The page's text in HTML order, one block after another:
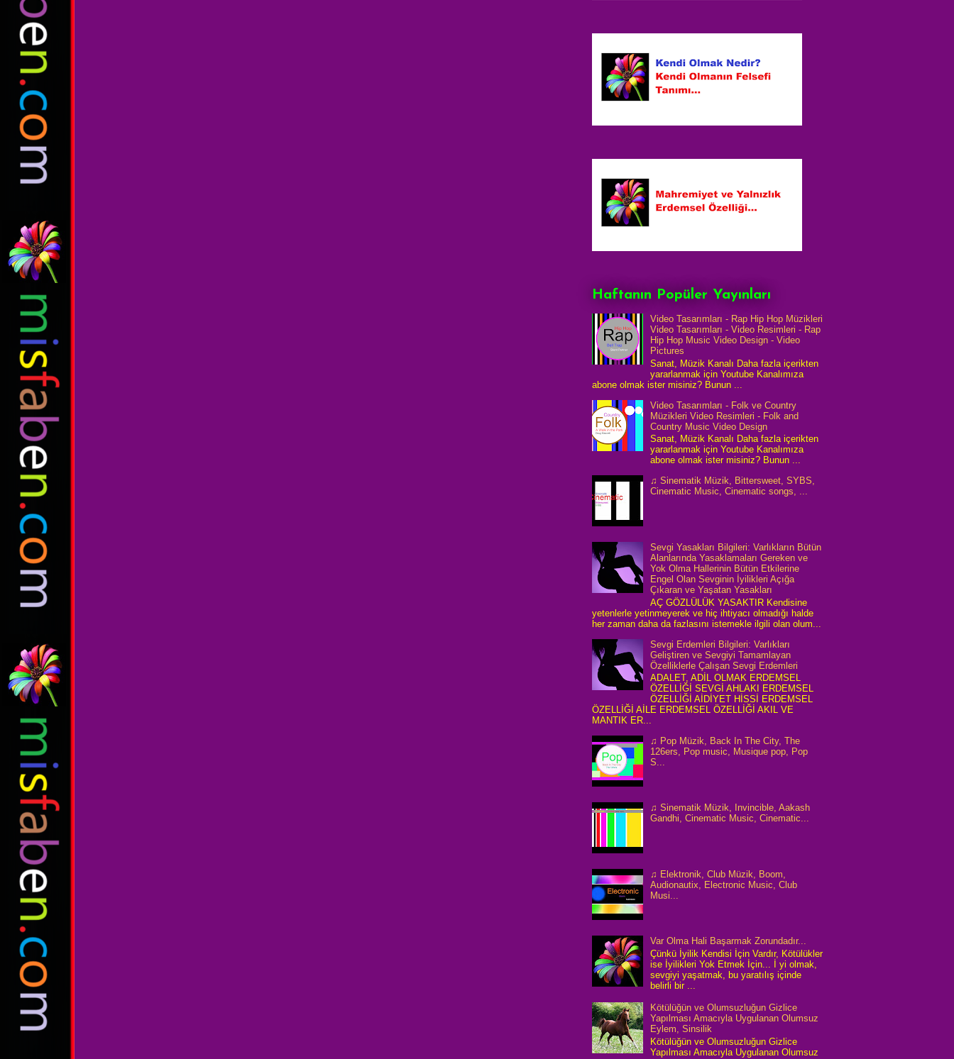
Haftanın Popüler Yayınları
Video Tasarımları - Rap Hip Hop Müzikleri
Video Tasarımları - Video Resimleri - Rap
Hip Hop Music Video Design - Video
Pictures
Sanat, Müzik Kanalı Daha fazla içerikten
yararlanmak için Youtube Kanalımıza
abone olmak ister misiniz? Bunun ...
Video Tasarımları - Folk ve Country
Müzikleri Video Resimleri - Folk and
Country Music Video Design
Sanat, Müzik Kanalı Daha fazla içerikten
yararlanmak için Youtube Kanalımıza
abone olmak ister misiniz? Bunun ...
♫ Sinematik Müzik, Bittersweet, SYBS,
Cinematic Music, Cinematic songs, ...
Sevgi Yasakları Bilgileri: Varlıkların Bütün
Alanlarında Yasaklamaları Gereken ve
Yok Olma Hallerinin Bütün Etkilerine
Engel Olan Sevginin İyilikleri Açığa
Çıkaran ve Yaşatan Yasakları
AÇ GÖZLÜLÜK YASAKTIR Kendisine
yetenlerle yetinmeyerek ve hiç ihtiyacı olmadığı halde
her zaman daha da fazlasını istemekle ilgili olan olum...
Sevgi Erdemleri Bilgileri: Varlıkları
Geliştiren ve Sevgiyi Tamamlayan
Özelliklerle Çalışan Sevgi Erdemleri
ADALET, ADİL OLMAK ERDEMSEL
ÖZELLİĞİ SEVGİ AHLAKI ERDEMSEL
ÖZELLİĞİ AİDİYET HİSSİ ERDEMSEL
ÖZELLİĞİ AİLE ERDEMSEL ÖZELLİĞİ AKIL VE
MANTIK ER...
♫ Pop Müzik, Back In The City, The
126ers, Pop music, Musique pop, Pop
S...
♫ Sinematik Müzik, Invincible, Aakash
Gandhi, Cinematic Music, Cinematic...
♫ Elektronik, Club Müzik, Boom,
Audionautix, Electronic Music, Club
Musi...
Var Olma Hali Başarmak Zorundadır...
Çünkü İyilik Kendisi İçin Vardır, Kötülükler
ise İyilikleri Yok Etmek İçin... İ yi olmak,
sevgiyi yaşatmak, bu yaratılış içinde
belirli bir ...
Kötülüğün ve Olumsuzluğun Gizlice
Yapılması Amacıyla Uygulanan Olumsuz
Eylem, Sinsilik
Kötülüğün ve Olumsuzluğun Gizlice
Yapılması Amacıyla Uygulanan Olumsuz